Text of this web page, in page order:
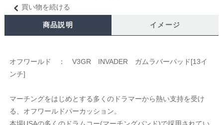
買い物を続ける
商品説明 イメージ
オフワールド ： V3GR INVADER ガムラバーパッド[13イ
ンチ]
マーチングをはじめとする多くのドラマーから熱い支持を受け
る、オフワールドパーカッション。
本場USAの多くのドラムコー(マーチングバンド)で採用されてい